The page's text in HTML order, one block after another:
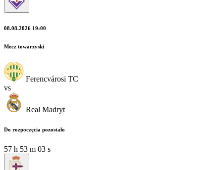
08.08.2026 19:00
Mecz towarzyski
Ferencvárosi TC
vs
Real Madryt
Do rozpoczęcia pozostało
57 h 53 m 03 s